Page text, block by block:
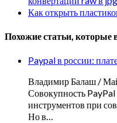
Как открыть
Похожие статьи, которые
Paypal в россии:
Владимир Балаш /
Совокупность
инструментов при
Но в…